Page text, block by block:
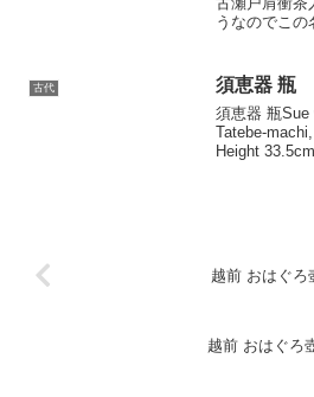
うなのでこの
銘」とありま
城で最期の時
古代 須恵器 瓶
須恵器 瓶
Tatebe-
Height
越前 おはぐろ
越前 おはぐろ